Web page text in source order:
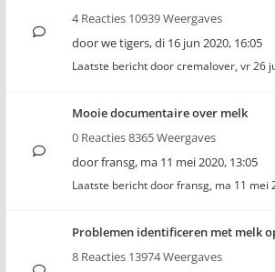
4 Reacties 10939 Weergaves
doorwe tigers,di 16 jun 2020, 16:05
Laatste bericht doorcremalover, vr 26
Mooie documentaire over melk
0 Reacties 8365 Weergaves
doorfransg, ma 11 mei 2020, 13:05
Laatste bericht doorfransg, ma 11 mei
Problemen identificeren met melk
8 Reacties 13974 Weergaves